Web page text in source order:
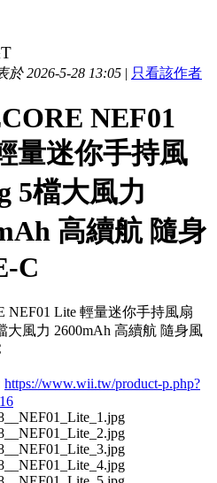
T
於 2026-5-28 13:05 | 只看該作者
NEF01
量迷你手持風
5檔大風力
高續航 隨身
C
NEF01 Lite 輕量迷你手持風扇
大風力 2600mAh 高續航 隨身風
https://www.wii.tw/product-p.php?